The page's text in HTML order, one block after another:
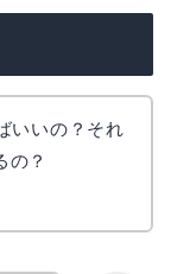
いいの？それ
の？